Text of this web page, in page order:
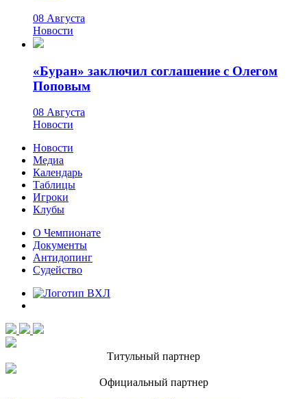
08 Августа
Новости
«Буран» заключил соглашение с Олегом
Поповым
08 Августа
Новости
Новости
Медиа
Календарь
Таблицы
Игроки
Клубы
О Чемпионате
Документы
Антидопинг
Судейство
Титульный партнер
Официальный партнер